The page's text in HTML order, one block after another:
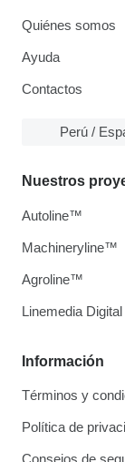
Quiénes somos
Ayuda
Contactos
Perú /
Información
Términos y
Política de
Consejos de
Nuestros
Autoline™
Machineryline™
Agroline™
Linemedia